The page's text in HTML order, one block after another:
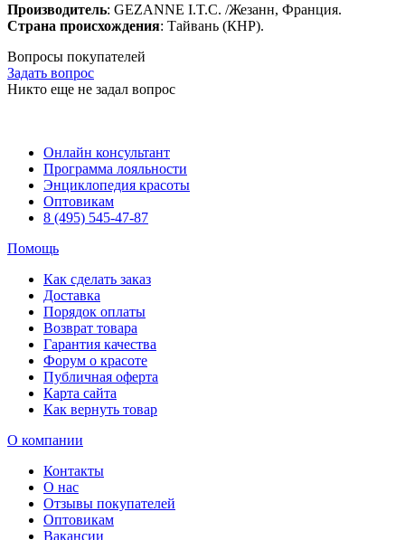
Производитель: GEZANNE I.T.C. /Жезанн, Франция.
Страна происхождения: Тайвань (КНР).
Вопросы покупателей
Задать вопрос
Никто еще не задал вопрос
Онлайн консультант
Программа лояльности
Энциклопедия красоты
Оптовикам
8 (495) 545-47-87
Помощь
Как сделать заказ
Доставка
Порядок оплаты
Возврат товара
Гарантия качества
Форум о красоте
Публичная оферта
Карта сайта
Как вернуть товар
О компании
Контакты
О нас
Отзывы покупателей
Оптовикам
Вакансии